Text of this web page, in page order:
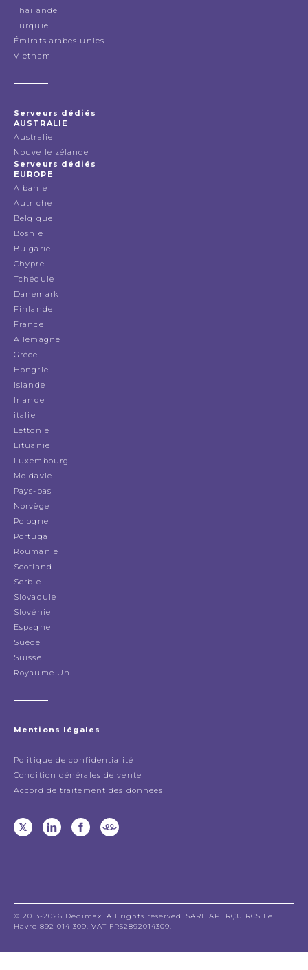
Thailande
Turquie
Émirats arabes unies
Vietnam
Serveurs dédiés
AUSTRALIE
Australie
Nouvelle zélande
Serveurs dédiés
EUROPE
Albanie
Autriche
Belgique
Bosnie
Bulgarie
Chypre
Tchéquie
Danemark
Finlande
France
Allemagne
Grèce
Hongrie
Islande
Irlande
italie
Lettonie
Lituanie
Luxembourg
Moldavie
Pays-bas
Norvège
Pologne
Portugal
Roumanie
Scotland
Serbie
Slovaquie
Slovénie
Espagne
Suède
Suisse
Royaume Uni
Mentions légales
Politique de confidentialité
Condition générales de vente
Accord de traitement des données
© 2013-2026 Dedimax. All rights reserved. SARL APERÇU RCS Le
Havre 892 014 309. VAT FR52892014309.